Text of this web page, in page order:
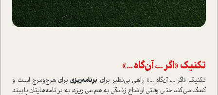
تکنیک «اگر ...، آن‌گاه ...»
تکنیک «اگر ...، آن‌گاه ...» راهی بی‌نظیر برای برنامه‌ریزی برای هرج‌و‌مرج ا‌ست و
کمک می‌کند حتی وقتی اوضاع زندگی به‌هم می‌ریزد، به برنامه‌هایتان پایبند